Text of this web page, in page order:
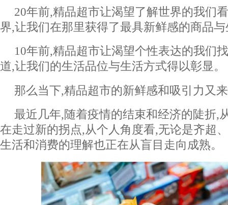
20年前,精品超市让渴望了解世界的我们
界,让我们在那里获得了最具新鲜感的商品
10年前,精品超市让渴望个性表达的我们
道,让我们的生活品位与生活方式得以彰显。
那么当下,精品超市的新鲜感和吸引力又
最近几年,随着疫情的结束和经济的陡折,
在走过新的拐点,从个人角度看,无论是齐超
生活和消费的理解也正在从盲目走向成熟。